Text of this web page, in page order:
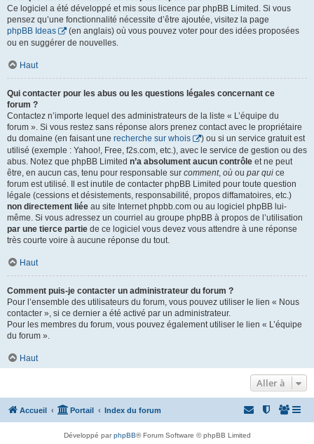
Ce logiciel a été développé et mis sous licence par phpBB Limited. Si vous
pensez qu’une fonctionnalité nécessite d’être ajoutée, visitez la page
phpBB Ideas
(en anglais) où vous pouvez voter pour des idées proposées
ou en suggérer de nouvelles.
Haut
Qui contacter pour les abus ou les questions légales concernant ce
forum ?
Contactez n’importe lequel des administrateurs de la liste « L’équipe du
forum ». Si vous restez sans réponse alors prenez contact avec le propriétaire
du domaine (en faisant une recherche sur whois
) ou si un service gratuit est
utilisé (exemple : Yahoo!, Free, f2s.com, etc.), avec le service de gestion ou des
abus. Notez que phpBB Limited n’a absolument aucun contrôle et ne peut
être, en aucun cas, tenu pour responsable sur comment, où ou par qui ce
forum est utilisé. Il est inutile de contacter phpBB Limited pour toute question
légale (cessions et désistements, responsabilité, propos diffamatoires, etc.)
non directement liée au site Internet phpbb.com ou au logiciel phpBB lui-
même. Si vous adressez un courriel au groupe phpBB à propos de l’utilisation
par une tierce partie de ce logiciel vous devez vous attendre à une réponse
très courte voire à aucune réponse du tout.
Haut
Comment puis-je contacter un administrateur du forum ?
Pour l’ensemble des utilisateurs du forum, vous pouvez utiliser le lien « Nous
contacter », si ce dernier a été activé par un administrateur.
Pour les membres du forum, vous pouvez également utiliser le lien « L’équipe
du forum ».
Haut
Aller à
Accueil Portail Index du forum
Développé parphpBB® Forum Software © phpBB Limited